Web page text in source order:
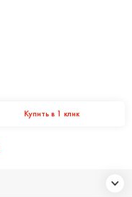
Купить в 1 клик